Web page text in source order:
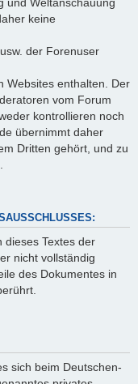
keine
der Forenuser
Websites enthalten. Der
vom Forum
kontrollieren noch
übernimmt daher
Dritten gehört, und zu
dieses Textes der
nicht vollständig
des Dokumentes in
sich beim Deutschen-